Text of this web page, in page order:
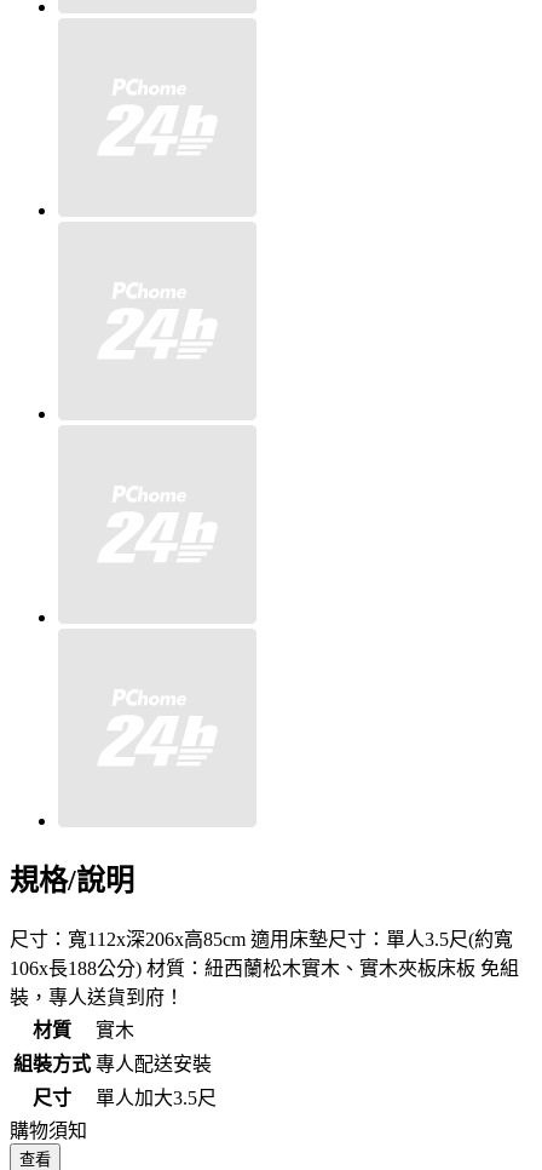
規格/說明
尺寸：寬112x深206x高85cm 適用床墊尺寸：單人3.5尺(約寬
106x長188公分) 材質：紐西蘭松木實木、實木夾板床板 免組
裝，專人送貨到府！
材質
實木
組裝方式 專人配送安裝
尺寸
單人加大3.5尺
購物須知
查看